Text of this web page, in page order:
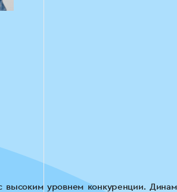
уровнем конкуренции.